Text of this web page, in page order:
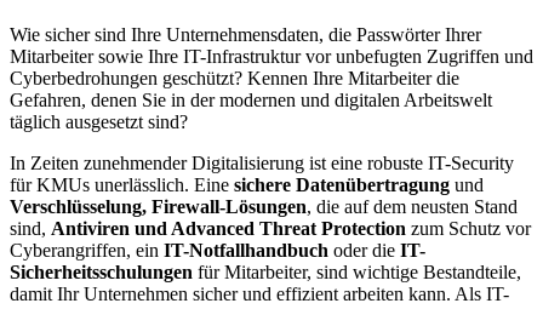
Wie sicher sind Ihre Unternehmensdaten, die Passwörter Ihrer
Mitarbeiter sowie Ihre IT-Infrastruktur vor unbefugten Zugriffen und
Cyberbedrohungen geschützt? Kennen Ihre Mitarbeiter die
Gefahren, denen Sie in der modernen und digitalen Arbeitswelt
täglich ausgesetzt sind?
In Zeiten zunehmender Digitalisierung ist eine robuste IT-Security
für KMUs unerlässlich. Eine sichere Datenübertragung und
Verschlüsselung, Firewall-Lösungen, die auf dem neusten Stand
sind, Antiviren und Advanced Threat Protection zum Schutz vor
Cyberangriffen, ein IT-Notfallhandbuch oder die IT-
Sicherheitsschulungen für Mitarbeiter, sind wichtige Bestandteile,
damit Ihr Unternehmen sicher und effizient arbeiten kann. Als IT-